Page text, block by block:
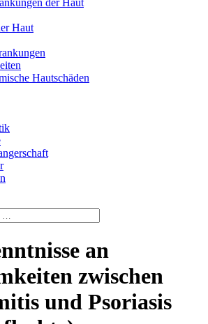
der Haut
Haut
Hautschäden
an
zwischen
und Psoriasis